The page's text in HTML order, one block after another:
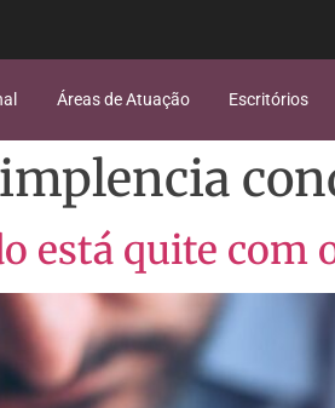
Áreas de Atuação Escritórios
está quite com